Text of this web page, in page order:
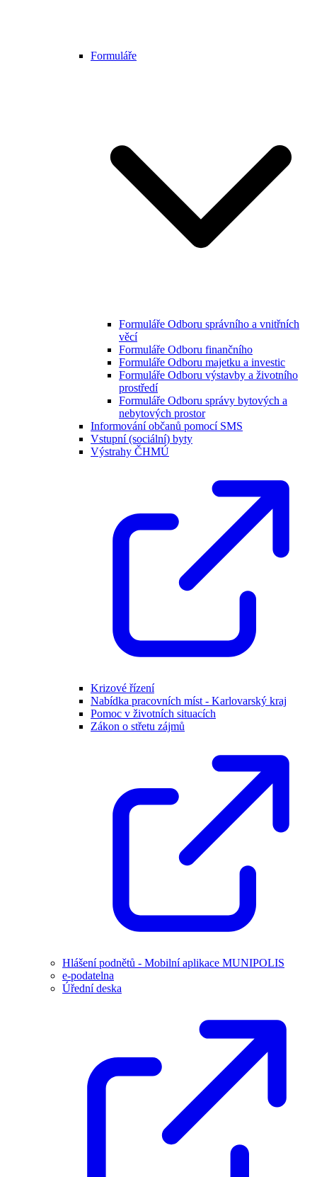
Formuláře
Formuláře Odboru správního a vnitřních
věcí
Formuláře Odboru finančního
Formuláře Odboru majetku a investic
Formuláře Odboru výstavby a životního
prostředí
Formuláře Odboru správy bytových a
nebytových prostor
Informování občanů pomocí SMS
Vstupní (sociální) byty
Výstrahy ČHMÚ
Krizové řízení
Nabídka pracovních míst - Karlovarský kraj
Pomoc v životních situacích
Zákon o střetu zájmů
Hlášení podnětů - Mobilní aplikace MUNIPOLIS
e-podatelna
Úřední deska